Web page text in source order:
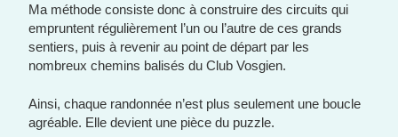
Ma méthode consiste donc à construire des circuits qui
empruntent régulièrement l’un ou l’autre de ces grands
sentiers, puis à revenir au point de départ par les
nombreux chemins balisés du Club Vosgien.
Ainsi, chaque randonnée n’est plus seulement une boucle
agréable. Elle devient une pièce du puzzle.